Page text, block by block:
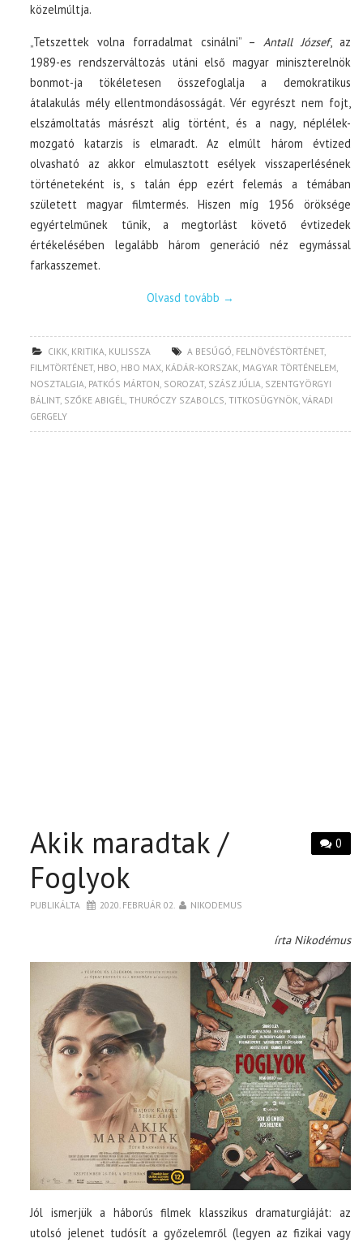
közelmúltja.
„Tetszettek volna forradalmat csinálni” – Antall József, az
1989-es rendszerváltozás utáni első magyar miniszterelnök
bonmot-ja tökéletesen összefoglalja a demokratikus
átalakulás mély ellentmondásosságát. Vér egyrészt nem fojt,
elszámoltatás másrészt alig történt, és a nagy, néplélek-
mozgató katarzis is elmaradt. Az elmúlt három évtized
olvasható az akkor elmulasztott esélyek visszaperlésének
történeteként is, s talán épp ezért felemás a témában
született magyar filmtermés. Hiszen míg 1956 öröksége
egyértelműnek tűnik, a megtorlást követő évtizedek
értékelésében legalább három generáció néz egymással
farkasszemet.
Olvasd tovább →
CIKK KRITIKA KULISSZA A BESÚGÓ FELNÖVÉSTÖRTÉNET,
FILMTÖRTÉNET, HBO HBO MAX KÁDÁR-KORSZAK MAGYAR TÖRTÉNELEM
NOSZTALGIA PATKÓS MÁRTON SOROZAT, SZÁSZ JÚLIA SZENTGYÖRGYI
BÁLINT, SZŐKE ABIGÉL ,THURÓCZY SZABOLCS ,TITKOSÜGYNÖK ,VÁRADI
GERGELY
0
Akik maradtak /
Foglyok
PUBLIKÁLTA 2020. FEBRUÁR 02. NIKODEMUS
írta Nikodémus
Jól ismerjük a háborús filmek klasszikus dramaturgiáját: az
utolsó jelenet tudósít a győzelemről (legyen az fizikai vagy